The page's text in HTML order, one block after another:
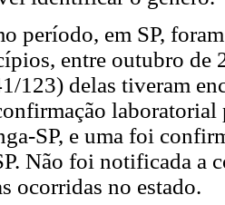
período, em SP,
entre outubro de
123) delas tiveram
SP, e uma foi
Não foi notificada a
ocorridas no estado.